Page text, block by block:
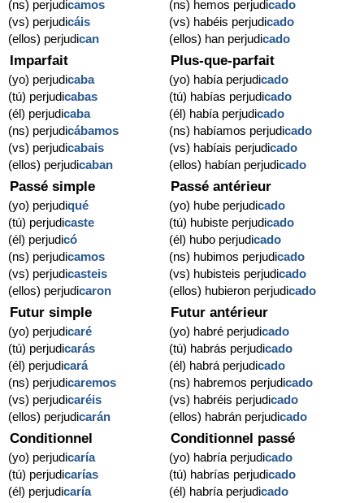
(ns) perjudicamos
(vs) perjudicáis
(ellos) perjudican
(ns) hemos perjudicado
(vs) habéis perjudicado
(ellos) han perjudicado
Imparfait
(yo) perjudicaba
(tú) perjudicabas
(él) perjudicaba
(ns) perjudicábamos
(vs) perjudicabais
(ellos) perjudicaban
Plus-que-parfait
(yo) había perjudicado
(tú) habías perjudicado
(él) había perjudicado
(ns) habíamos perjudicado
(vs) habíais perjudicado
(ellos) habían perjudicado
Passé simple
(yo) perjudiqué
(tú) perjudicaste
(él) perjudicó
(ns) perjudicamos
(vs) perjudicasteis
(ellos) perjudicaron
Passé antérieur
(yo) hube perjudicado
(tú) hubiste perjudicado
(él) hubo perjudicado
(ns) hubimos perjudicado
(vs) hubisteis perjudicado
(ellos) hubieron perjudicado
Futur simple
(yo) perjudicaré
(tú) perjudicarás
(él) perjudicará
(ns) perjudicaremos
(vs) perjudicaréis
(ellos) perjudicarán
Futur antérieur
(yo) habré perjudicado
(tú) habrás perjudicado
(él) habrá perjudicado
(ns) habremos perjudicado
(vs) habréis perjudicado
(ellos) habrán perjudicado
Conditionnel
(yo) perjudicaría
(tú) perjudicarías
(él) perjudicaría
Conditionnel passé
(yo) habría perjudicado
(tú) habrías perjudicado
(él) habría perjudicado